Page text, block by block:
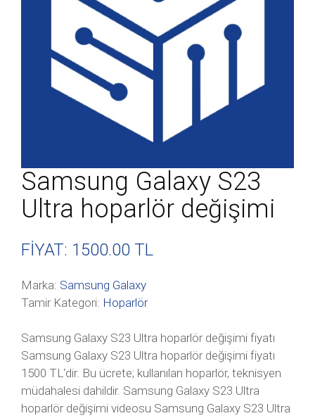
Samsung Galaxy S23
Ultra hoparlör değişimi
FİYAT: 1500.00 TL
Marka: Samsung Galaxy
Tamir Kategori: Hoparlör
Samsung Galaxy S23 Ultra hoparlör değişimi fiyatı
Samsung Galaxy S23 Ultra hoparlör değişimi fiyatı
1500 TL‘dir. Bu ücrete; kullanılan hoparlör, teknisyen
müdahalesi dahildir. Samsung Galaxy S23 Ultra
hoparlör değişimi videosu Samsung Galaxy S23 Ultra